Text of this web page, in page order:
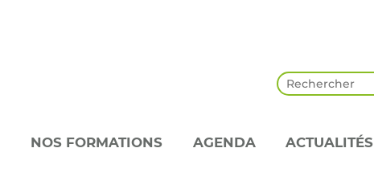
NOS FORMATIONS AGENDA ACTUALITÉS